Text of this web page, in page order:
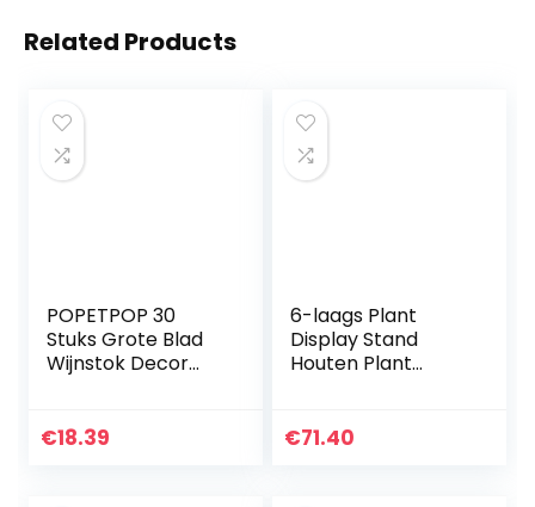
Related Products
POPETPOP 30
Stuks Grote Blad
Wijnstok Decor
Groen Slingers
€18.39
6-laags Plant
Display Stand
Houten Plant
Stand Indoor en
€71.40